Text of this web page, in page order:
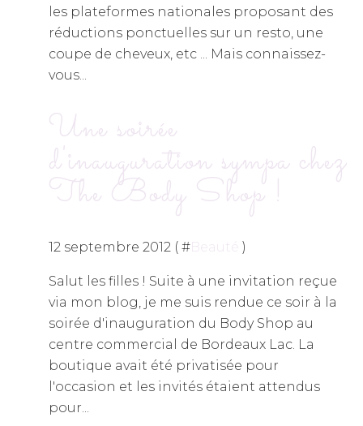
les plateformes nationales proposant des
réductions ponctuelles sur un resto, une
coupe de cheveux, etc ... Mais connaissez-
vous...
Une soirée
d'inauguration sympa chez
The Body Shop !
12 septembre 2012 ( # Beauté )
Salut les filles ! Suite à une invitation reçue
via mon blog, je me suis rendue ce soir à la
soirée d'inauguration du Body Shop au
centre commercial de Bordeaux Lac. La
boutique avait été privatisée pour
l'occasion et les invités étaient attendus
pour...